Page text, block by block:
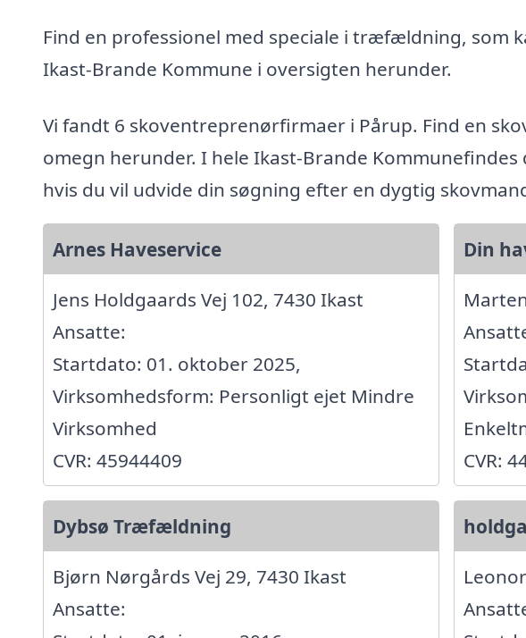
Find en professionel med speciale i træfældning, som
Ikast-Brande Kommune i oversigten herunder.
Vi fandt 6 skoventreprenørfirmaer i Pårup. Find en
omegn herunder. I hele Ikast-Brande
hvis du vil udvide din søgning efter en dygtig
Arnes Haveservice
Jens Holdgaards Vej 102, 7430 Ikast
Ansatte:
Startdato: 01. oktober 2025,
Virksomhedsform: Personligt ejet Mindre
Virksomhed
CVR: 45944409
Din
CVR:
Dybsø Træfældning
Bjørn Nørgårds Vej 29, 7430 Ikast
Ansatte: